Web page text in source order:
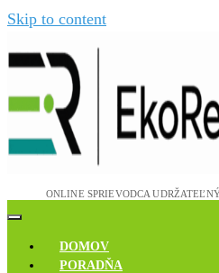
Skip to content
Ekoreštart
Novinky, rozhovory a inšpirácie
DOMOV
PORADŇA